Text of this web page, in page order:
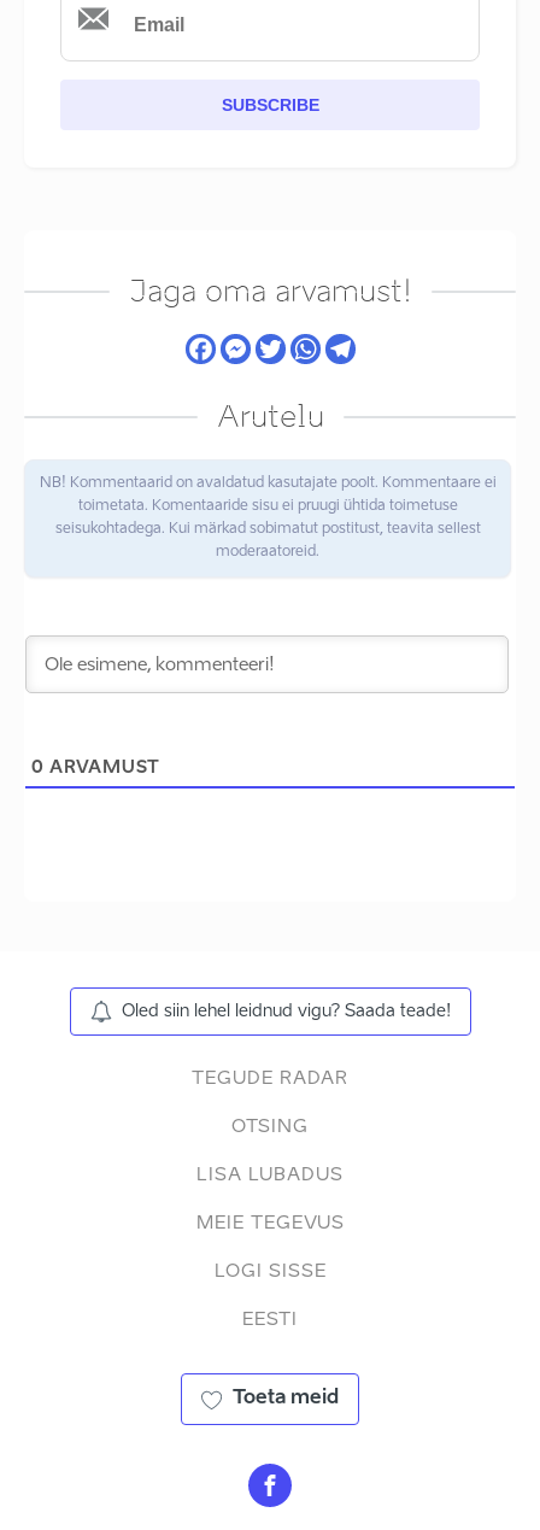
SUBSCRIBE
Jaga oma arvamust!
Arutelu
NB! Kommentaarid on avaldatud kasutajate poolt. Kommentaare ei
toimetata. Komentaaride sisu ei pruugi ühtida toimetuse
seisukohtadega. Kui märkad sobimatut postitust, teavita sellest
moderaatoreid.
0 ARVAMUST
Oled siin lehel leidnud vigu? Saada teade!
TEGUDE RADAR
OTSING
LISA LUBADUS
MEIE TEGEVUS
LOGI SISSE
EESTI
Toeta meid